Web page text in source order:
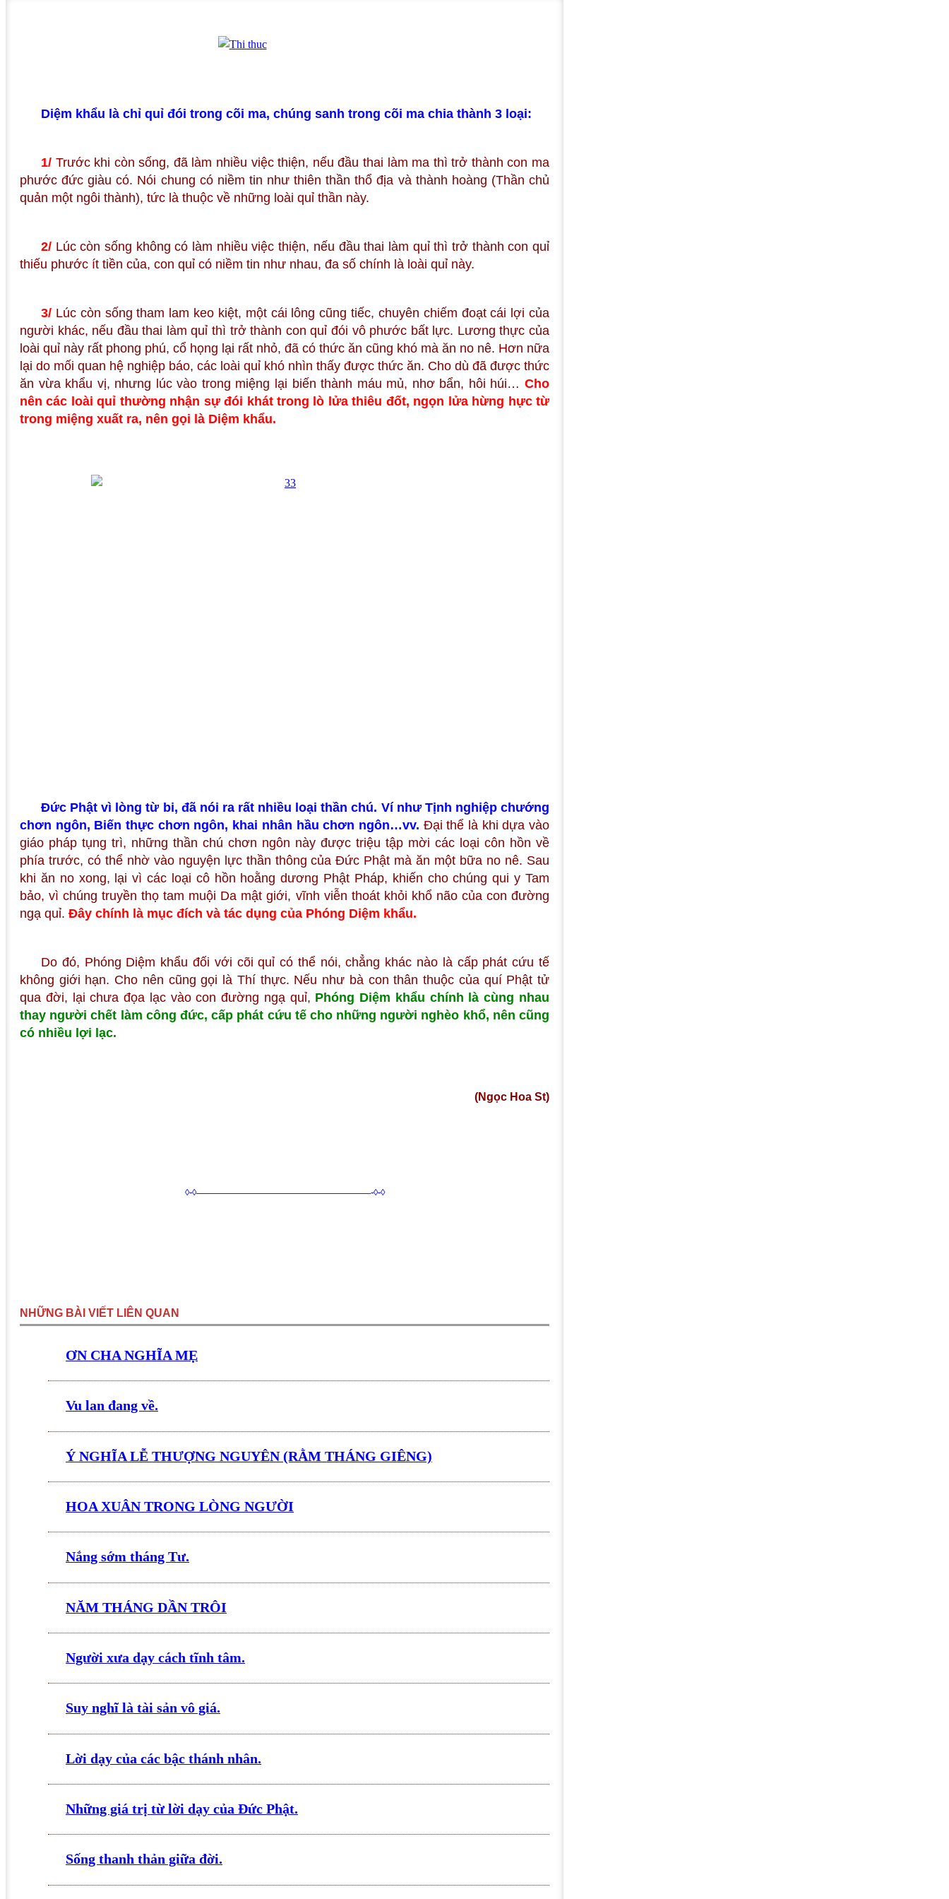
Diệm khẩu là chỉ quỉ đói trong cõi ma, chúng sanh trong cõi ma chia thành 3 loại:
1/ Trước khi còn sống, đã làm nhiều việc thiện, nếu đầu thai làm ma thì trở thành con ma
phước đức giàu có. Nói chung có niềm tin như thiên thần thổ địa và thành hoàng (Thần chủ
quản một ngôi thành), tức là thuộc về những loài quỉ thần này.
2/ Lúc còn sống không có làm nhiều việc thiện, nếu đầu thai làm quỉ thì trở thành con quỉ
thiếu phước ít tiền của, con quỉ có niềm tin như nhau, đa số chính là loài quỉ này.
3/ Lúc còn sống tham lam keo kiệt, một cái lông cũng tiếc, chuyên chiếm đoạt cái lợi của
người khác, nếu đầu thai làm quỉ thì trở thành con quỉ đói vô phước bất lực. Lương thực của
loài quỉ này rất phong phú, cổ họng lại rất nhỏ, đã có thức ăn cũng khó mà ăn no nê. Hơn nữa
lại do mối quan hệ nghiệp báo, các loài quỉ khó nhìn thấy được thức ăn. Cho dù đã được thức
ăn vừa khẩu vị, nhưng lúc vào trong miệng lại biến thành máu mủ, nhơ bẩn, hôi húi… Cho
nên các loài quỉ thường nhận sự đói khát trong lò lửa thiêu đốt, ngọn lửa hừng hực từ
trong miệng xuất ra, nên gọi là Diệm khẩu.
Đức Phật vì lòng từ bi, đã nói ra rất nhiều loại thần chú. Ví như Tịnh nghiệp chướng
chơn ngôn, Biến thực chơn ngôn, khai nhân hầu chơn ngôn…vv. Đại thể là khi dựa vào
giáo pháp tụng trì, những thần chú chơn ngôn này được triệu tập mời các loại côn hồn về
phía trước, có thể nhờ vào nguyện lực thần thông của Đức Phật mà ăn một bữa no nê. Sau
khi ăn no xong, lại vì các loại cô hồn hoằng dương Phật Pháp, khiến cho chúng qui y Tam
bảo, vì chúng truyền thọ tam muội Da mật giới, vĩnh viễn thoát khỏi khổ não của con đường
ngạ quỉ. Đây chính là mục đích và tác dụng của Phóng Diệm khẩu.
Do đó, Phóng Diệm khẩu đối với cõi quỉ có thể nói, chẳng khác nào là cấp phát cứu tế
không giới hạn. Cho nên cũng gọi là Thí thực. Nếu như bà con thân thuộc của quí Phật tử
qua đời, lại chưa đọa lạc vào con đường ngạ quỉ, Phóng Diệm khẩu chính là cùng nhau
thay người chết làm công đức, cấp phát cứu tế cho những người nghèo khổ, nên cũng
có nhiều lợi lạc.
(Ngọc Hoa St)
◊-◊———————————————————-◊-◊
NHỮNG BÀI VIẾT LIÊN QUAN
ƠN CHA NGHĨA MẸ
Vu lan đang về.
Ý NGHĨA LỄ THƯỢNG NGUYÊN (RẰM THÁNG GIÊNG)
HOA XUÂN TRONG LÒNG NGƯỜI
Nắng sớm tháng Tư.
NĂM THÁNG DẦN TRÔI
Người xưa dạy cách tĩnh tâm.
Suy nghĩ là tài sản vô giá.
Lời dạy của các bậc thánh nhân.
Những giá trị từ lời dạy của Đức Phật.
Sống thanh thản giữa đời.